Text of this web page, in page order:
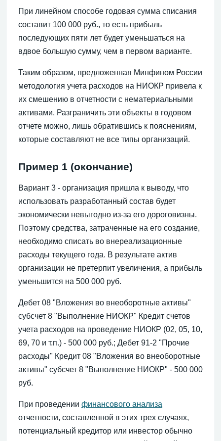
При линейном способе годовая сумма списания
составит 100 000 руб., то есть прибыль
последующих пяти лет будет уменьшаться на
вдвое большую сумму, чем в первом варианте.
Таким образом, предложенная Минфином России
методология учета расходов на НИОКР привела к
их смешению в отчетности с нематериальными
активами. Разграничить эти объекты в годовом
отчете можно, лишь обратившись к пояснениям,
которые составляют не все типы организаций.
Пример 1 (окончание)
Вариант 3 - организация пришла к выводу, что
использовать разработанный состав будет
экономически невыгодно из-за его дороговизны.
Поэтому средства, затраченные на его создание,
необходимо списать во внереализационные
расходы текущего года. В результате актив
организации не претерпит увеличения, а прибыль
уменьшится на 500 000 руб.
Дебет 08 "Вложения во внеоборотные активы"
субсчет 8 "Выполнение НИОКР" Кредит счетов
учета расходов на проведение НИОКР (02, 05, 10,
69, 70 и т.п.) - 500 000 руб.; Дебет 91-2 "Прочие
расходы" Кредит 08 "Вложения во внеоборотные
активы" субсчет 8 "Выполнение НИОКР" - 500 000
руб.
При проведении финансового анализа
отчетности, составленной в этих трех случаях,
потенциальный кредитор или инвестор обычно